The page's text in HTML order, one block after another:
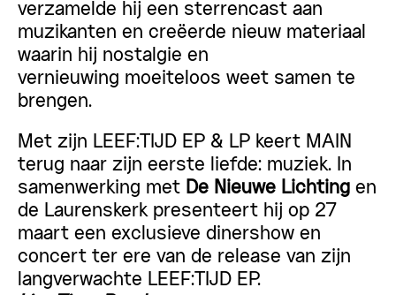
verzamelde hij een sterrencast aan
muzikanten en creëerde nieuw materiaal
waarin hij nostalgie en
vernieuwing moeiteloos weet samen te
brengen.
Met zijn LEEF:TIJD EP & LP keert MAIN
terug naar zijn eerste liefde: muziek. In
samenwerking met De Nieuwe Lichting en
de Laurenskerk presenteert hij op 27
maart een exclusieve dinershow en
concert ter ere van de release van zijn
langverwachte LEEF:TIJD EP.